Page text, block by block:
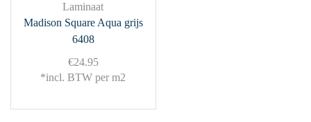
Laminaat
Madison Square Aqua grijs
6408
€24.95
*incl. BTW per m2